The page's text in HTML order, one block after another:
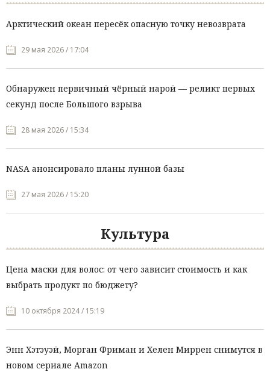
Арктический океан пересёк опасную точку невозврата
29 мая 2026 / 17:04
Обнаружен первичный чёрный нарой — реликт первых
секунд после Большого взрыва
28 мая 2026 / 15:34
NASA анонсировало планы лунной базы
27 мая 2026 / 15:20
Культура
Цена маски для волос: от чего зависит стоимость и как
выбрать продукт по бюджету?
10 октября 2024 / 15:19
Энн Хэтэуэй, Морган Фриман и Хелен Миррен снимутся в
новом сериале Amazon